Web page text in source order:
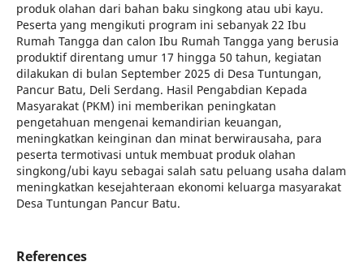
produk olahan dari bahan baku singkong atau ubi kayu.
Peserta yang mengikuti program ini sebanyak 22 Ibu
Rumah Tangga dan calon Ibu Rumah Tangga yang berusia
produktif direntang umur 17 hingga 50 tahun, kegiatan
dilakukan di bulan September 2025 di Desa Tuntungan,
Pancur Batu, Deli Serdang. Hasil Pengabdian Kepada
Masyarakat (PKM) ini memberikan peningkatan
pengetahuan mengenai kemandirian keuangan,
meningkatkan keinginan dan minat berwirausaha, para
peserta termotivasi untuk membuat produk olahan
singkong/ubi kayu sebagai salah satu peluang usaha dalam
meningkatkan kesejahteraan ekonomi keluarga masyarakat
Desa Tuntungan Pancur Batu.
References